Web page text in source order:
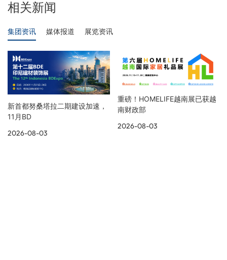
相关新闻
集团资讯 媒体报道 展览资讯
新首都努桑塔拉二期建设加速，
11月BD
2026-08-03
重磅！HOMELIFE越南展已获越
南财政部
2026-08-03